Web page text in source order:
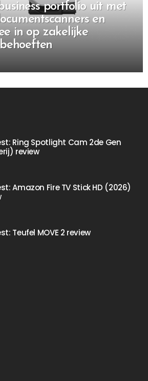
portfolio uit met
en
in op zakelijke
Ring Spotlight Cam 2de Gen
review
Amazon Fire TV Stick HD (2026)
Teufel MOVE 2 review